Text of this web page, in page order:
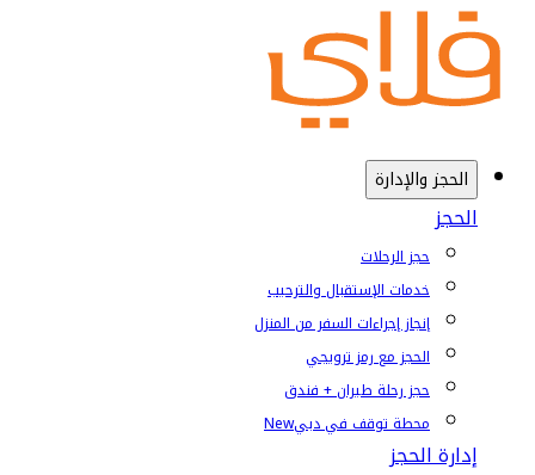
الحجز والإدارة
الحجز
حجز الرحلات
خدمات الإستقبال والترحيب
إنجاز إجراءات السفر من المنزل
الحجز مع رمز ترويجي
حجز رحلة طيران + فندق
محطة توقف في دبيNew
إدارة الحجز